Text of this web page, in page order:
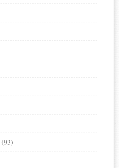
(93)